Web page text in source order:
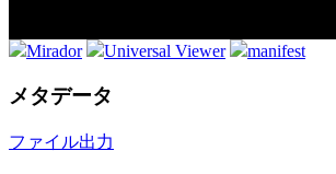
Mirador Universal Viewer manifest
メタデータ
ファイル出力